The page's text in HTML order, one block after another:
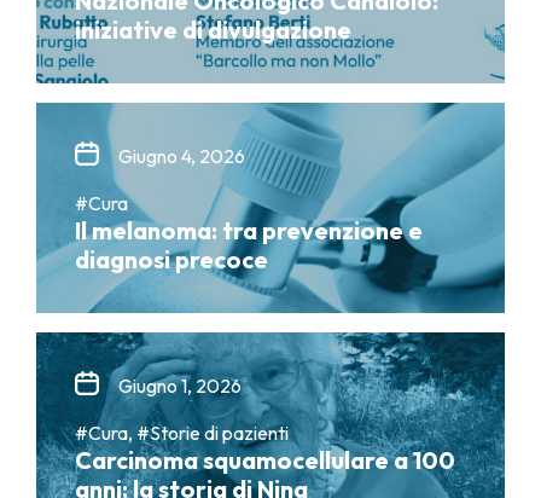
iniziative di divulgazione
Giugno 4, 2026
#Cura
Il melanoma: tra prevenzione e
diagnosi precoce
Giugno 1, 2026
#Cura, #Storie di pazienti
Carcinoma squamocellulare a 100
anni: la storia di Nina